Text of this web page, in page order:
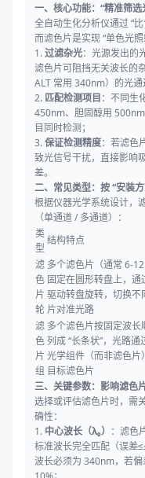
一、核心功能：“精准筛选
全自动生化分析仪通过 “
而滤色片是实现 “单色光照
1.过滤杂光：光源发出的
滤色片可阻挡无关波长的
ALT 常用 340nm）的光通
2. 匹配检测项目：不同生
450nm、胆固醇用
目同时检测；
3.保证检测精度：若滤色
致光信号干扰，直接影响
差。
二、常见类型：按 “安装
根据仪器光学系统设计，
（单通道 / 多通道）：
类
型
结构特点
滤
色
片
轮
多个滤色片（通常 6-12
固定在圆形转盘上，通
驱动转盘旋转，切换不
片对准光路
滤
色
片
组
多个滤色片按固定波长
列成 “长条状”，光路通
光学组件（而非滤色片
目标滤色片
三、关键参数：影响滤色
选择或评估滤色片时，需
确性：
1. 中心波长（λ₀） ：滤色
标准波长完全匹配（误差
波长必须为 340nm，若